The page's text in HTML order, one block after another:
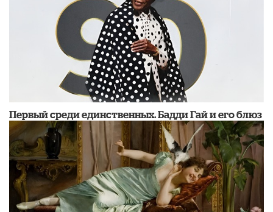
Первый среди единственных. Бадди Гай и его блюз